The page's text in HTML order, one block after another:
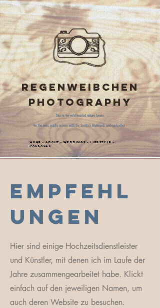
Regenweibchen
Photography
This is for wild hearted nature lovers.
-for the ones madly in love with the Scottish Highlands and each other -
Home - About - Weddings - Lifestyle-
Packages
Empfehl
ungen
Hier sind einige Hochzeitsdienstleister
und Künstler, mit denen ich im Laufe der
Jahre zusammengearbeitet habe. Klickt
einfach auf den jeweiligen Namen, um
auch deren Website zu besuchen.